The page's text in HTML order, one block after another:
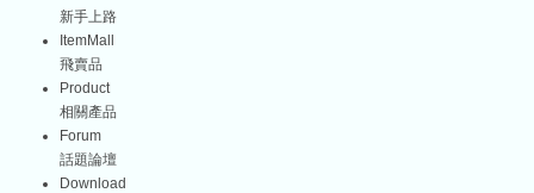
新手上路
ItemMall
飛賣品
Product
相關產品
Forum
話題論壇
Download